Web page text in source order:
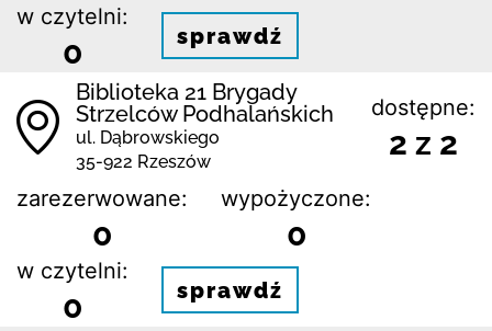
w czytelni:
0 sprawdź
Biblioteka 21 Brygady
Strzelców Podhalańskich
ul. Dąbrowskiego
35-922 Rzeszów
dostępne:
2 z 2
zarezerwowane:
0
wypożyczone:
0
w czytelni:
0 sprawdź